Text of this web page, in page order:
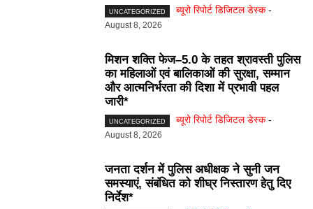
UNCATEGORIZED ब्यूरो रिपोर्ट डिजिटल डेस्क -
August 8, 2026
मिशन शक्ति फेज–5.0 के तहत श्रावस्ती पुलिस
का महिलाओं एवं बालिकाओं की सुरक्षा, सम्मान
और आत्मनिर्भरता की दिशा में प्रभावी पहल
जारी*
UNCATEGORIZED ब्यूरो रिपोर्ट डिजिटल डेस्क -
August 8, 2026
जनता दर्शन में पुलिस अधीक्षक ने सुनी जन
समस्याएं, संबंधित को शीघ्र निस्तारण हेतु दिए
निर्देश*